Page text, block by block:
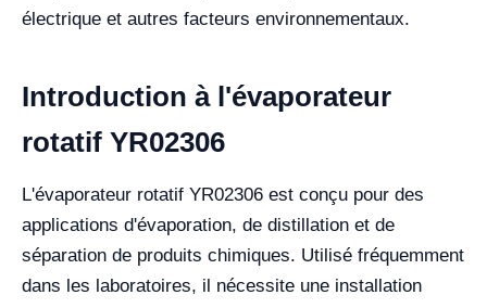
électrique et autres facteurs environnementaux.
Introduction à l'évaporateur
rotatif YR02306
L'évaporateur rotatif YR02306 est conçu pour des
applications d'évaporation, de distillation et de
séparation de produits chimiques. Utilisé fréquemment
dans les laboratoires, il nécessite une installation